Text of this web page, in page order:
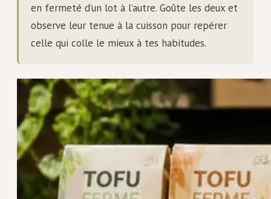
en fermeté d’un lot à l’autre. Goûte les deux et
observe leur tenue à la cuisson pour repérer
celle qui colle le mieux à tes habitudes.